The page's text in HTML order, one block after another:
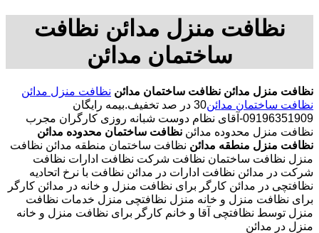
نظافت منزل مدائن نظافت
ساختمان مدائن
نظافت منزل مدائن نظافت ساختمان مدائن نظافت منزل مدائن
نظافت ساختمان مدائن
30 در صد تخفیف.بیمه رایگان
09196351909-آقای نظام دوست شبانه روزی کارگران مجرب
نظافت منزل محدوده مدائن نظافت ساختمان محدوده مدائن
نظافت منزل منطقه مدائن نظافت ساختمان منطقه مدائن نظافت
منزل نظافت ساختمان نظافت شرکت نظافت ادارات نظافت
شرکت در مدائن نظافت ادارات در مدائن نظافت با نرخ اتحادیه
نظافتچی در مدائن کارگر برای نظافت منزل و خانه در مدائن کارگر
برای نظافت منزل و خانه منزل نظافتچی منزل خدمات نظافت
منزل توسط نظافتچی آقا و خانم کارگر برای نظافت منزل و خانه
منزل در مدائن